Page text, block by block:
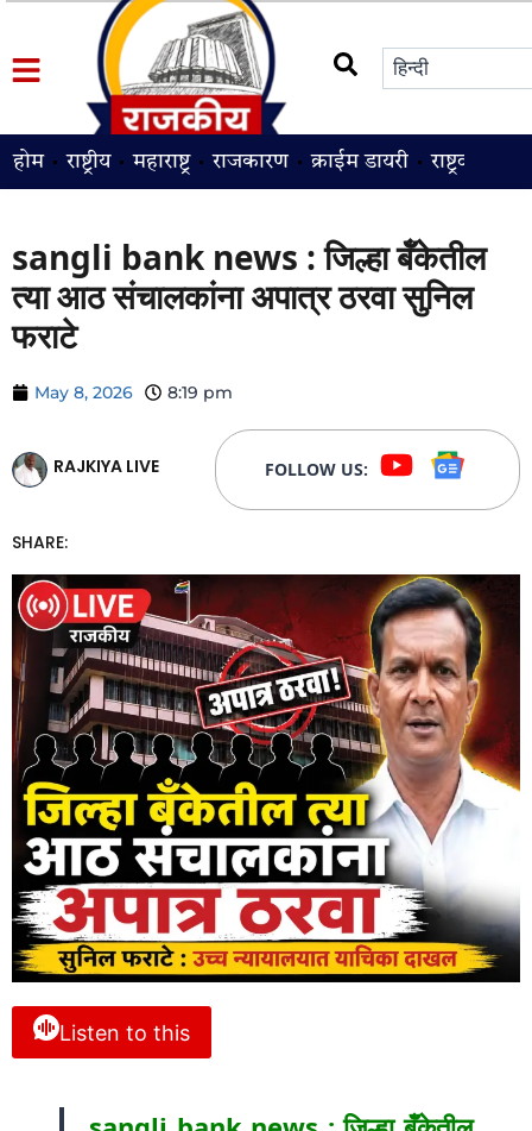
होम राष्ट्रीय महाराष्ट्र राजकारण क्राईम डायरी राष्ट्रवादी
sangli bank news : जिल्हा बॅँकेतील
त्या आठ संचालकांना अपात्र ठरवा सुनिल
फराटे
May 8, 2026 8:19 pm
RAJKIYA LIVE FOLLOW US:
SHARE:
Listen to this